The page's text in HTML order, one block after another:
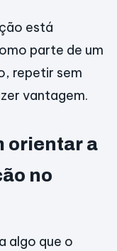
está
parte de um
repetir sem
vantagem.
orientar a
no
algo que o